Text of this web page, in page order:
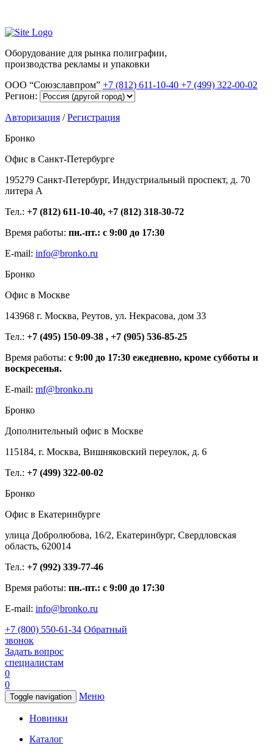
Оборудование для рынка полиграфии,
производства рекламы и упаковки
ООО “Союзславпром” +7 (812) 611-10-40 +7 (499) 322-00-02
Регион:
Авторизация /Регистрация
Бронко
Офис в Санкт-Петербурге
195279 Санкт-Петербург, Индустриальный проспект, д. 70
литера А
Тел.: +7 (812) 611-10-40, +7 (812) 318-30-72
Время работы: пн.-пт.: с 9:00 до 17:30
E-mail: info@bronko.ru
Бронко
Офис в Москве
143968 г. Москва, Реутов, ул. Некрасова, дом 33
Тел.: +7 (495) 150-09-38 , +7 (905) 536-85-25
Время работы: с 9:00 до 17:30 ежедневно, кроме субботы и
воскресенья.
E-mail: mf@bronko.ru
Бронко
Дополнительный офис в Москве
115184, г. Москва, Вишняковский переулок, д. 6
Тел.: +7 (499) 322-00-02
Бронко
Офис в Екатеринбурге
улица Добролюбова, 16/2, Екатеринбург, Свердловская
область, 620014
Тел.: +7 (992) 339-77-46
Время работы: пн.-пт.: с 9:00 до 17:30
E-mail: info@bronko.ru
+7 (800) 550-61-34 Обратный
звонок
Задать вопрос
специалистам
0
0
Toggle navigation Меню
Новинки
Каталог